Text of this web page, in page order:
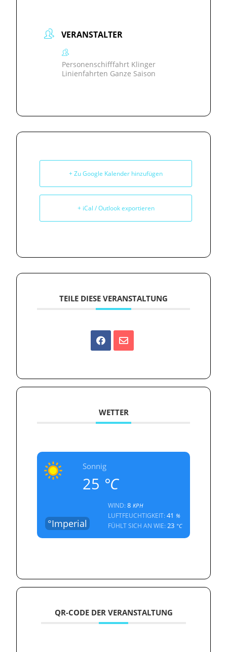
VERANSTALTER
Personenschifffahrt Klinger
Linienfahrten Ganze Saison
+ Zu Google Kalender hinzufügen
+ iCal / Outlook exportieren
TEILE DIESE VERANSTALTUNG
WETTER
Sonnig
25 °C
°Imperial
WIND:8 KPH
LUFTFEUCHTIGKEIT:41 %
FÜHLT SICH AN WIE:23 °C
QR-CODE DER VERANSTALTUNG